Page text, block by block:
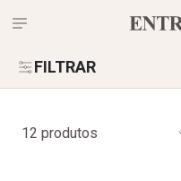
FILTRAR
12 produtos